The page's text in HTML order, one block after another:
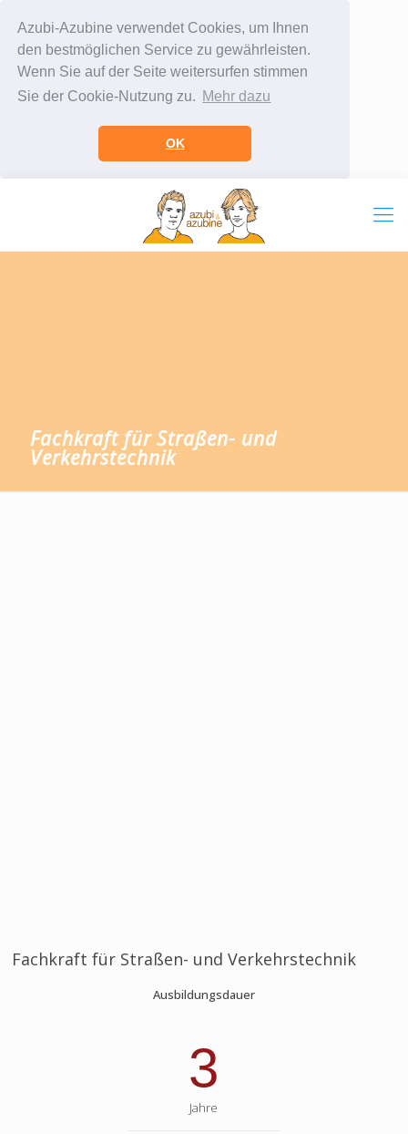
Azubi-Azubine verwendet Cookies, um Ihnen
den bestmöglichen Service zu gewährleisten.
Wenn Sie auf der Seite weitersurfen stimmen
Sie der Cookie-Nutzung zu. Mehr dazu
OK
Fachkraft für Straßen- und
Verkehrstechnik
Fachkraft für Straßen- und Verkehrstechnik
Ausbildungsdauer
3
Jahre